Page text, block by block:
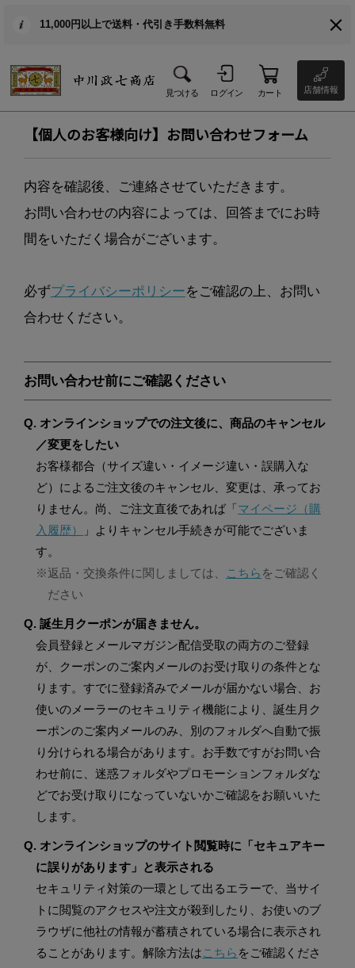
11,000円以上で送料・代引き手数料無料
見つける ログイン カート 店舗情報
【個人のお客様向け】お問い合わせフォーム
内容を確認後、ご連絡させていただきます。
お問い合わせの内容によっては、回答までにお時
間をいただく場合がございます。
必ずプライバシーポリシーをご確認の上、お問い
合わせください。
お問い合わせ前にご確認ください
Q. オンラインショップでの注文後に、商品のキャンセル
／変更をしたい
お客様都合（サイズ違い・イメージ違い・誤購入な
ど）によるご注文後のキャンセル、変更は、承ってお
りません。尚、ご注文直後であれば「マイページ（購
入履歴）
」よりキャンセル手続きが可能でございま
す。
※返品・交換条件に関しましては、
こちら をご確認く
ださい
Q. 誕生月クーポンが届きません。
会員登録とメールマガジン配信受取の両方のご登録
が、クーポンのご案内メールのお受け取りの条件とな
ります。すでに登録済みでメールが届かない場合、お
使いのメーラーのセキュリティ機能により、誕生月ク
ーポンのご案内メールのみ、別のフォルダへ自動で振
り分けられる場合があります。お手数ですがお問い合
わせ前に、迷惑フォルダやプロモーションフォルダな
どでお受け取りになっていないかご確認をお願いいた
します。
Q. オンラインショップのサイト閲覧時に「セキュアキー
に誤りがあります」と表示される
セキュリティ対策の一環として出るエラーで、当サイ
トに閲覧のアクセスや注文が殺到したり、お使いのブ
ラウザに他社の情報が蓄積されている場合に表示され
ることがあります。解除方法はこちら をご確認くださ